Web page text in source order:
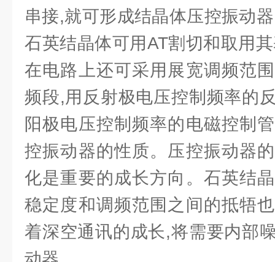
串接,就可形成结晶体压控振动
石英结晶体可用AT割切和取用
在电路上还可采用展宽调频范
频段,用反射极电压控制频率的
阳极电压控制频率的电磁控制
控振动器的性质。压控振动器
化是重要的成长方向。石英结
稳定度和调频范围之间的抵牾
着深空通讯的成长,将需要内部